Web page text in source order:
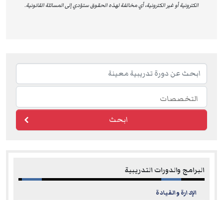
الكترونية أو غير الكترونية، أي مخالفة لهذه الحقوق ستؤدي إلى المسائلة القانونية.
ابحث
البرامج والدورات التدريبية
الإدارة والقيادة